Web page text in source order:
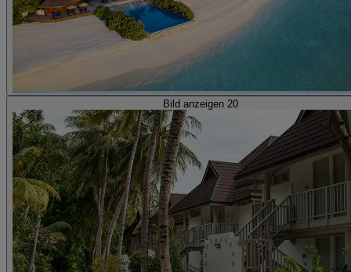
Bild anzeigen 20